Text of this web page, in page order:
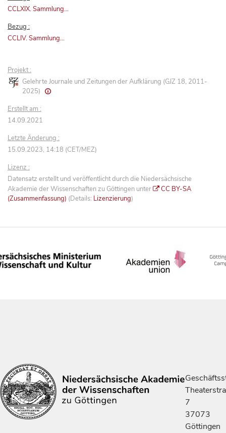
CCLXIX. Sammlung...
Bezug :
CCLIV. Sammlung...
Projekt :
Gelehrte Journale und Zeitungen der Aufklärung (GJZ 18, 2011-
2025)
Erstellt am :
14.09.2021
Letzte Änderung :
15.09.2023, 14:18 (CET/MEZ)
Lizenz :
Datensatz erstellt und veröffentlicht durch die Niedersächsische
Akademie der Wissenschaften zu Göttingen unter
CC BY-SA
(Zusammenfassung) (Details: Lizenzierung)
7
37073
Göttingen